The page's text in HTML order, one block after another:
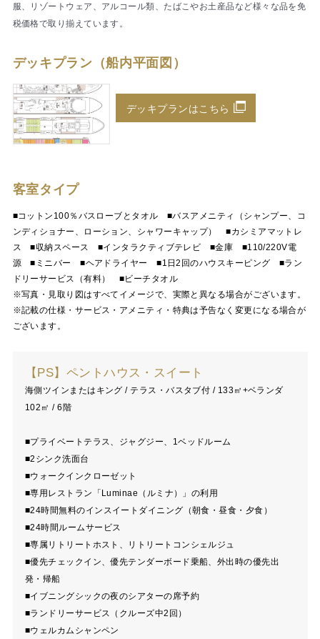
服、リゾートウェア、アルコール類、たばこやお土産品など様々な品を免
税価格で取り揃えています。
デッキプラン（船内平面図）
デッキプランはこちら
客室タイプ
■コットン100％バスローブとタオル ■バスアメニティ（シャンプー、コ
ンディショナー、ローション、シャワーキャップ） ■カシミアマットレ
ス ■収納スペース ■インタラクティブテレビ ■金庫 ■110/220V電
源 ■ミニバー ■ヘアドライヤー ■1日2回のハウスキーピング ■ラン
ドリーサービス（有料） ■ビーチタオル
※写真・見取り図はすべてイメージで、実際と異なる場合がございます。
※記載の仕様・サービス・アメニティ・特典は予告なく変更になる場合が
ございます。
【PS】ペントハウス・スイート
海側ツインまたはキング / テラス・バスタブ付 / 133㎡+ベランダ
102㎡ / 6階
■プライベートテラス、ジャグジー、1ベッドルーム
■2シンク洗面台
■ウォークインクローゼット
■専用レストラン「Luminae（ルミナ）」の利用
■24時間無料のインスイートダイニング（朝食・昼食・夕食）
■24時間ルームサービス
■専属リトリートホスト、リトリートコンシェルジュ
■優先チェックイン、優先テンダーボード乗船、外出時の優先出
発・帰船
■イブニングシックの夜のシアターの席予約
■ランドリーサービス（クルーズ中2回）
■ウェルカムシャンペン